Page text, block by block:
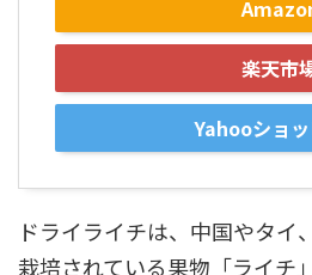
楽天市
Yahooショ
ドライライチは、中国やタイ
栽培されている果物「ライチ